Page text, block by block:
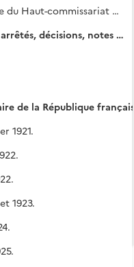
Collection de la correspondance du Haut-commissariat puis Délégation générale de la France au Levant.
décisions, notes de service
de la République française
1921.
1923.